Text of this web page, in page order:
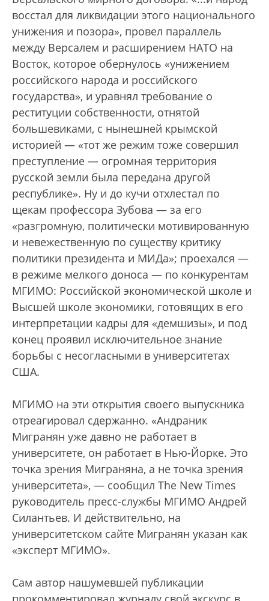
восстал для ликвидации этого национального
унижения и позора», провел параллель
между Версалем и расширением НАТО на
Восток, которое обернулось «унижением
российского народа и российского
государства», и уравнял требование о
реституции собственности, отнятой
большевиками, с нынешней крымской
историей — «тот же режим тоже совершил
преступление — огромная территория
русской земли была передана другой
республике». Ну и до кучи отхлестал по
щекам профессора Зубова — за его
«разгромную, политически мотивированную
и невежественную по существу критику
политики президента и МИДа»; проехался —
в режиме мелкого доноса — по конкурентам
МГИМО: Российской экономической школе и
Высшей школе экономики, готовящих в его
интерпретации кадры для «демшизы», и под
конец проявил исключительное знание
борьбы с несогласными в университетах
США.
МГИМО на эти открытия своего выпускника
отреагировал сдержанно. «Андраник
Мигранян уже давно не работает в
университете, он работает в Нью-Йорке. Это
точка зрения Миграняна, а не точка зрения
университета», — сообщил The New Times
руководитель пресс-службы МГИМО Андрей
Силантьев. И действительно, на
университетском сайте Мигранян указан как
«эксперт МГИМО».
Сам автор нашумевшей публикации